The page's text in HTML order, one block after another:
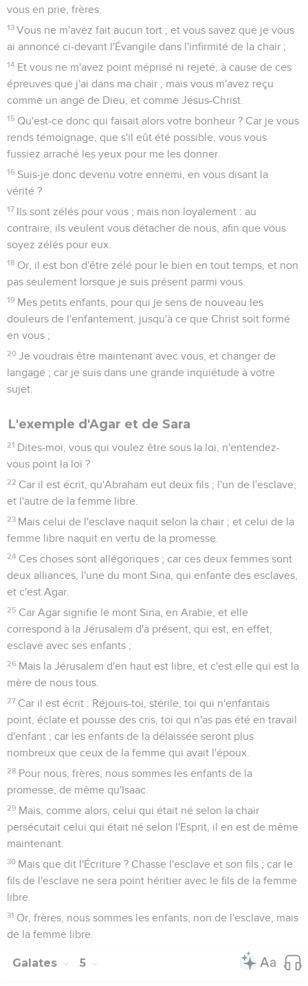
vous en prie, frères.
13 Vous ne m'avez fait aucun tort ; et vous savez que je vous
ai annoncé ci-devant l'Évangile dans l'infirmité de la chair ;
14 Et vous ne m'avez point méprisé ni rejeté, à cause de ces
épreuves que j'ai dans ma chair ; mais vous m'avez reçu
comme un ange de Dieu, et comme Jésus-Christ.
15 Qu'est-ce donc qui faisait alors votre bonheur ? Car je vous
rends témoignage, que s'il eût été possible, vous vous
fussiez arraché les yeux pour me les donner.
16 Suis-je donc devenu votre ennemi, en vous disant la
vérité ?
17 Ils sont zélés pour vous ; mais non loyalement : au
contraire, ils veulent vous détacher de nous, afin que vous
soyez zélés pour eux.
18 Or, il est bon d'être zélé pour le bien en tout temps, et non
pas seulement lorsque je suis présent parmi vous.
19 Mes petits enfants, pour qui je sens de nouveau les
douleurs de l'enfantement, jusqu'à ce que Christ soit formé
en vous ;
20 Je voudrais être maintenant avec vous, et changer de
langage ; car je suis dans une grande inquiétude à votre
sujet.
L'exemple d'Agar et de Sara
21 Dites-moi, vous qui voulez être sous la loi, n'entendez-
vous point la loi ?
22 Car il est écrit, qu'Abraham eut deux fils ; l'un de l'esclave,
et l'autre de la femme libre.
23 Mais celui de l'esclave naquit selon la chair ; et celui de la
femme libre naquit en vertu de la promesse.
24 Ces choses sont allégoriques ; car ces deux femmes sont
deux alliances, l'une du mont Sina, qui enfante des esclaves,
et c'est Agar.
25 Car Agar signifie le mont Sina, en Arabie, et elle
correspond à la Jérusalem d'à présent, qui est, en effet,
esclave avec ses enfants ;
26 Mais la Jérusalem d'en haut est libre, et c'est elle qui est la
mère de nous tous.
27 Car il est écrit : Réjouis-toi, stérile, toi qui n'enfantais
point, éclate et pousse des cris, toi qui n'as pas été en travail
d'enfant ; car les enfants de la délaissée seront plus
nombreux que ceux de la femme qui avait l'époux.
28 Pour nous, frères, nous sommes les enfants de la
promesse, de même qu'Isaac.
29 Mais, comme alors, celui qui était né selon la chair
persécutait celui qui était né selon l'Esprit, il en est de même
maintenant.
30 Mais que dit l'Écriture ? Chasse l'esclave et son fils ; car le
fils de l'esclave ne sera point héritier avec le fils de la femme
libre.
31 Or, frères, nous sommes les enfants, non de l'esclave, mais
de la femme libre.
Galates 5